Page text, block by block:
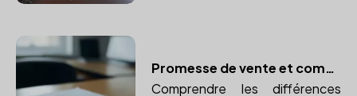
Promesse de vente et compromis de vente : le rôle essentiel du notaire
Comprendre les différences